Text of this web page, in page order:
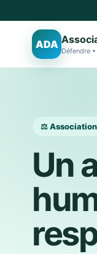
ADA
Défendre
⚖️ Association
Un